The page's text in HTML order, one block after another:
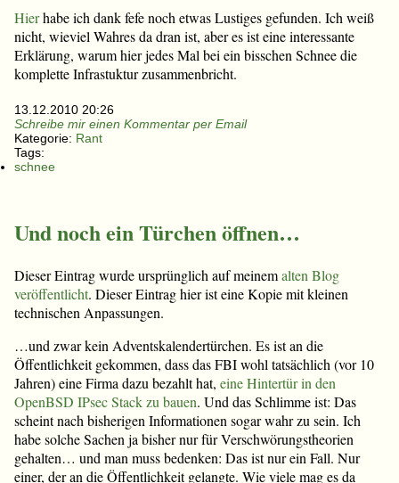
Hierhabe ich dank fefe noch etwas Lustiges gefunden. Ich weiß
nicht, wieviel Wahres da dran ist, aber es ist eine interessante
Erklärung, warum hier jedes Mal bei ein bisschen Schnee die
komplette Infrastuktur zusammenbricht.
13.12.2010 20:26
Schreibe mir einen Kommentar per Email
Kategorie: Rant
Tags:
schnee
Und noch ein Türchen öffnen…
Dieser Eintrag wurde ursprünglich auf meinemalten Blog
veröffentlicht. Dieser Eintrag hier ist eine Kopie mit kleinen
technischen Anpassungen.
…und zwar kein Adventskalendertürchen. Es ist an die
Öffentlichkeit gekommen, dass das FBI wohl tatsächlich (vor 10
Jahren) eine Firma dazu bezahlt hat, eine Hintertür in den
OpenBSD IPsec Stack zu bauen. Und das Schlimme ist: Das
scheint nach bisherigen Informationen sogar wahr zu sein. Ich
habe solche Sachen ja bisher nur für Verschwörungstheorien
gehalten… und man muss bedenken: Das ist nur ein Fall. Nur
einer, der an die Öffentlichkeit gelangte. Wie viele mag es da